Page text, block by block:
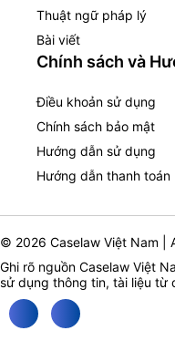
Thuật ngữ pháp lý
Bài viết
Chính sách và
Điều khoản sử dụng
Chính sách bảo mật
Hướng dẫn sử dụng
Hướng dẫn thanh toán
© 2026 Caselaw Việt Nam |
Ghi rõ nguồn Caselaw Việt
sử dụng thông tin, tài liệu từ